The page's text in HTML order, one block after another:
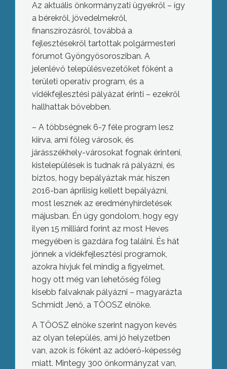
Az aktuális önkormányzati ügyekről – így
a bérekről, jövedelmekről,
finanszírozásról, továbbá a
fejlesztésekről tartottak polgármesteri
fórumot Gyöngyösorosziban. A
jelenlévő településvezetőket főként a
területi operatív program, és a
vidékfejlesztési pályázat érinti – ezekről
hallhattak bővebben.
– A többségnek 6-7 féle program lesz
kiírva, ami főleg városok, és
járásszékhely-városokat fognak érinteni,
kistelepülések is tudnak rá pályázni, és
biztos, hogy bepályáztak már, hiszen
2016-ban áprilisig kellett bepályázni,
most lesznek az eredményhirdetések
májusban. Én úgy gondolom, hogy egy
ilyen 15 milliárd forint az most Heves
megyében is gazdára fog találni. És hát
jönnek a vidékfejlesztési programok,
azokra hívjuk fel mindig a figyelmet,
hogy ott még van lehetőség főleg
kisebb falvaknak pályázni – magyarázta
Schmidt Jenő, a TÖOSZ elnöke.
A TÖOSZ elnöke szerint nagyon kevés
az olyan település, ami jó helyzetben
van, azok is főként az adóerő-képesség
miatt. Mintegy 300 önkormányzat van,